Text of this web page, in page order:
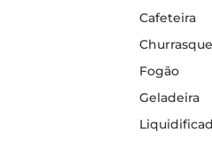
Cafeteira
Fogão
Geladeira